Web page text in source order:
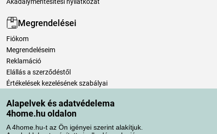
Alapelvek és adatvédelema
4home.hu oldalon
A 4home.hu-t az Ön igényei szerint alakítjuk.
Akadálymentesítési nyilatkozat
Megrendelései
Fiókom
Megrendeléseim
Reklamáció
Elállás a szerződéstől
Értékelések kezelésének szabályai
Szállítási módok